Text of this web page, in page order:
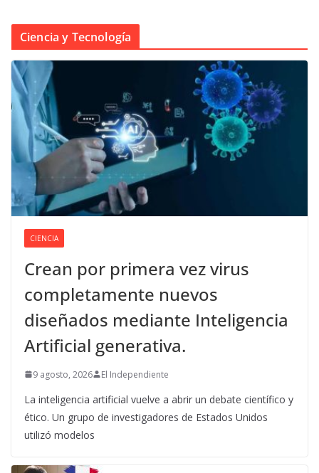
Ciencia y Tecnología
CIENCIA
Crean por primera vez virus
completamente nuevos
diseñados mediante Inteligencia
Artificial generativa.
9 agosto, 2026 El Independiente
La inteligencia artificial vuelve a abrir un debate científico y
ético. Un grupo de investigadores de Estados Unidos
utilizó modelos